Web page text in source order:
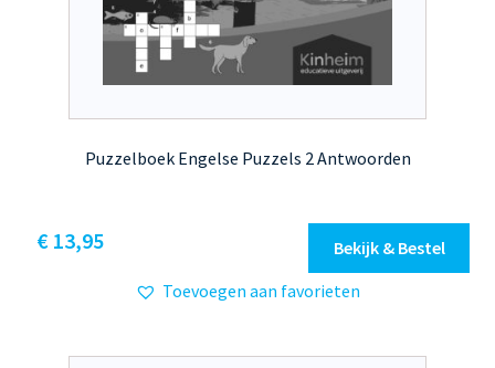
Puzzelboek Engelse Puzzels 2 Antwoorden
€13,95
Bekijk & Bestel
Toevoegen aan favorieten